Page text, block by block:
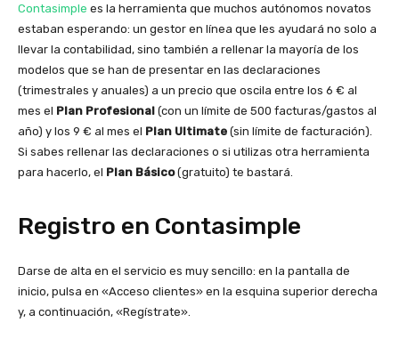
Contasimple es la herramienta que muchos autónomos novatos
estaban esperando: un gestor en línea que les ayudará no solo a
llevar la contabilidad, sino también a rellenar la mayoría de los
modelos que se han de presentar en las declaraciones
(trimestrales y anuales) a un precio que oscila entre los 6 € al
mes el Plan Profesional (con un límite de 500 facturas/gastos al
año) y los 9 € al mes el Plan Ultimate (sin límite de facturación).
Si sabes rellenar las declaraciones o si utilizas otra herramienta
para hacerlo, el Plan Básico(gratuito) te bastará.
Registro en Contasimple
Darse de alta en el servicio es muy sencillo: en la pantalla de
inicio, pulsa en «Acceso clientes» en la esquina superior derecha
y, a continuación, «Regístrate».